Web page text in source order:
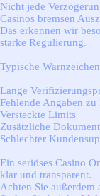
Nicht jede
Casinos bremsen
Das erkennen wir
starke Regulierung.
Typische Warnzeichen
Lange
Fehlende Angaben zu
Versteckte Limits
Zusätzliche
Schlechter
Ein seriöses Casino
klar und transparent.
Achten Sie